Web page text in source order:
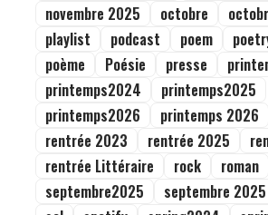
novembre 2025
octobre
playlist
podcast poem
poème
Poésie presse
printemps2024
printemps2025
printemps2026
printemps 2026
rentrée 2023
rentrée 2025
rentrée Littéraire
rock
roman
septembre2025
septembre 2025